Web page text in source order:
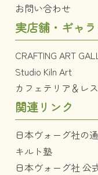
お問い合わせ
実店舗・ギャ
CRAFTING ART
Studio Kiln Art
カフェテリア＆レ
関連リンク
日本ヴォーグ社の
キルト塾
日本ヴォーグ社 公